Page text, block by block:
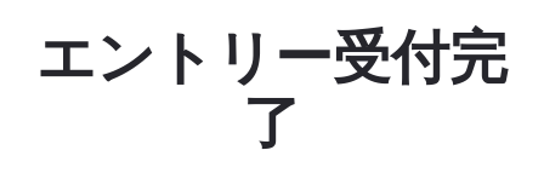
エントリー受付完
了